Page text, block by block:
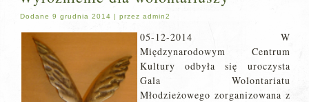
Dodane 9 grudnia 2014 |przez admin2
05-12-2014 W
Międzynarodowym Centrum
Kultury odbyła się uroczysta
Gala Wolontariatu
Młodzieżowego zorganizowana z